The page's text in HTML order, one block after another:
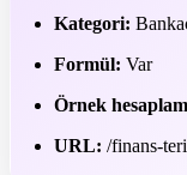
Kategori:
Formül: Var
Örnek
URL: /finans-